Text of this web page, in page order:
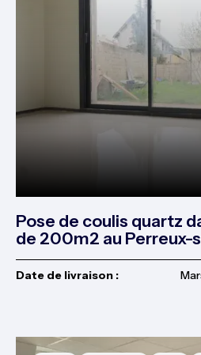
Pose de coulis quartz
de 200m2 au Perreux-
Date de livraison :